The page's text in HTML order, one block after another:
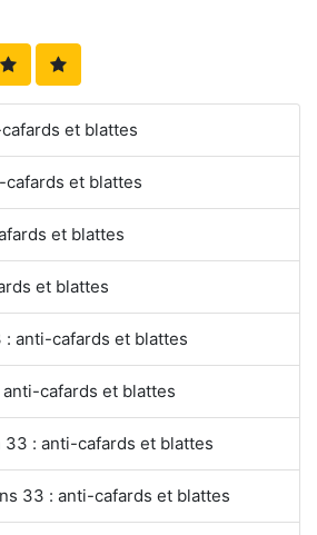
et blattes
et blattes
et blattes
et blattes
anti-cafards et blattes
cafards et blattes
33 : anti-cafards et blattes
33 : anti-cafards et blattes